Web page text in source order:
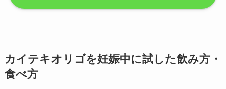
カイテキオリゴを妊娠中に試した飲み方・
食べ方